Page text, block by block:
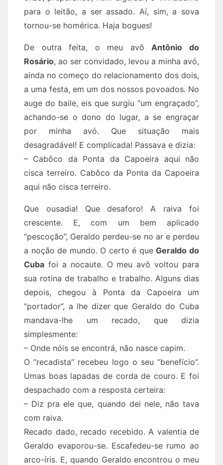
para o leitão, a ser assado. Aí, sim, a sova
tornou-se homérica. Haja bogues!
De outra feita, o meu avô Antônio do
Rosário, ao ser convidado, levou a minha avó,
ainda no começo do relacionamento dos dois,
a uma festa, em um dos nossos povoados. No
auge do baile, eis que surgiu “um engraçado”,
achando-se o dono do lugar, a se engraçar
por minha avó. Que situação mais
desagradável! E complicada! Passava e dizia:
– Cabôco da Ponta da Capoeira aqui não
cisca terreiro. Cabôco da Ponta da Capoeira
aqui não cisca terreiro.
Que ousadia! Que desaforo! A raiva foi
crescente. E, com um bem aplicado
“pescoção”, Geraldo perdeu-se no ar e perdeu
a noção de mundo. O certo é queGeraldo do
Cuba foi a nocaute. O meu avô voltou para
sua rotina de trabalho e trabalho. Alguns dias
depois, chegou à Ponta da Capoeira um
“portador”, a lhe dizer que Geraldo do Cuba
mandava-lhe um recado, que dizia
simplesmente:
– Onde nóis se encontrá, não nasce capim.
O “recadista” recebeu logo o seu “benefício”.
Umas boas lapadas de corda de couro. E foi
despachado com a resposta certeira:
– Diz pra ele que, quando dei nele, não tava
com raiva.
Recado dado, recado recebido. A valentia de
Geraldo evaporou-se. Escafedeu-se rumo ao
arco-íris. E, quando Geraldo encontrou o meu